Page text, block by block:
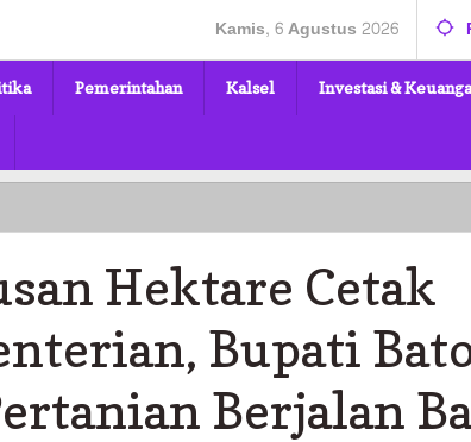
Kamis, 6 Agustus 2026
Pemerintahan Kalsel Investasi &
Hektare Cetak
Bupati
Berjalan